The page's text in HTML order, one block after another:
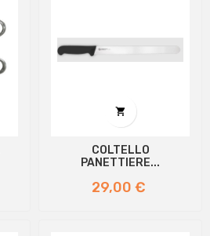

COLTELLO
PANETTIERE...
Prezzo
29,00 €